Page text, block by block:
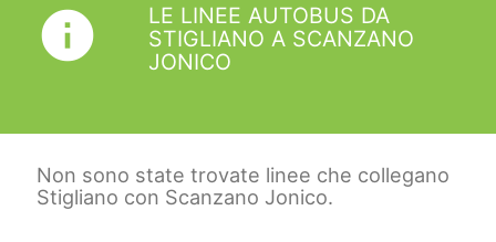
info
LE LINEE AUTOBUS DA
STIGLIANO A SCANZANO
JONICO
Non sono state trovate linee che collegano
Stigliano con Scanzano Jonico.